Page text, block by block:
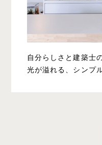
自分らしさと建築士
光が溢れる、シンプ